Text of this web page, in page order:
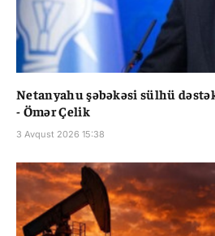
Netanyahu şəbəkəsi sülhü
- Ömər Çelik
3 Avqust 2026 15:38